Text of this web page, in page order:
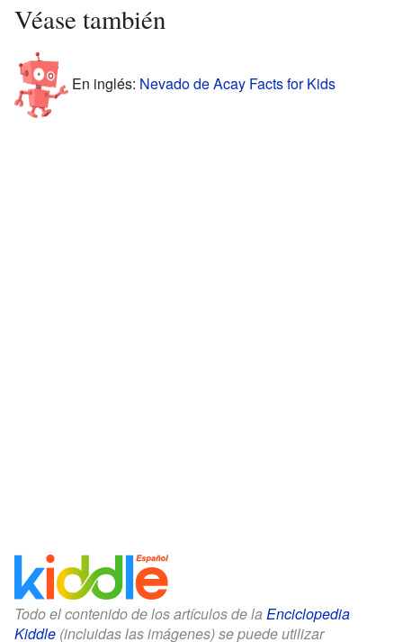
Véase también
En inglés: Nevado de Acay Facts for Kids
Todo el contenido de los artículos de la Enciclopedia
Kiddle (incluidas las imágenes) se puede utilizar